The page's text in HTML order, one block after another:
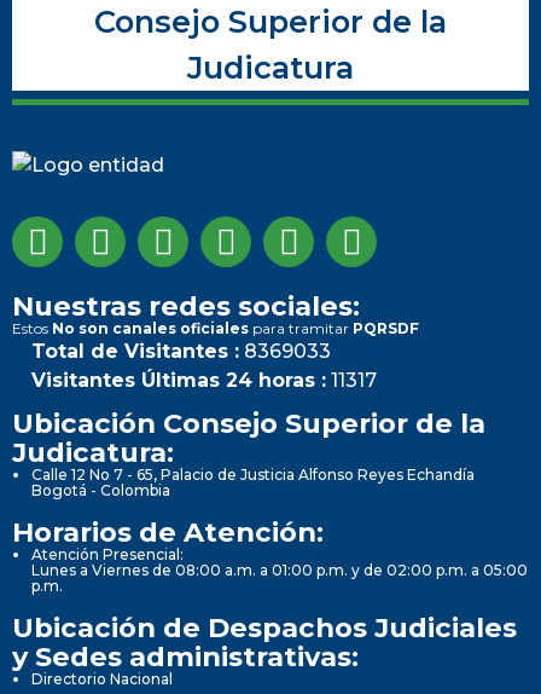
Consejo Superior de la
Judicatura
Nuestras redes sociales:
Estos No son canales oficiales para tramitar PQRSDF
Total de Visitantes : 8369033
Visitantes Últimas 24 horas : 11317
Ubicación Consejo Superior de la
Judicatura:
Calle 12 No 7 - 65, Palacio de Justicia Alfonso Reyes Echandía
Bogotá - Colombia
Horarios de Atención:
Atención Presencial:
Lunes a Viernes de 08:00 a.m. a 01:00 p.m. y de 02:00 p.m. a 05:00
p.m.
Ubicación de Despachos Judiciales
y Sedes administrativas:
Directorio Nacional